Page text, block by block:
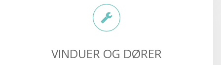
VINDUER OG DØRER